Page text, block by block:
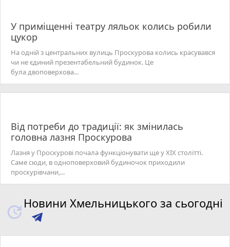
У приміщенні театру ляльок колись робили
цукор
На одній з центральних вулиць Проскурова колись красувався
чи не єдиний презентабельний будинок. Це
була двоповерхова...
Від потреби до традиції: як змінилась
головна лазня Проскурова
Лазня у Проскурові почала функціонувати ще у XIX столітті.
Саме сюди, в одноповерховий будиночок приходили
проскурівчани,...
Новини Хмельницького за сьогодні